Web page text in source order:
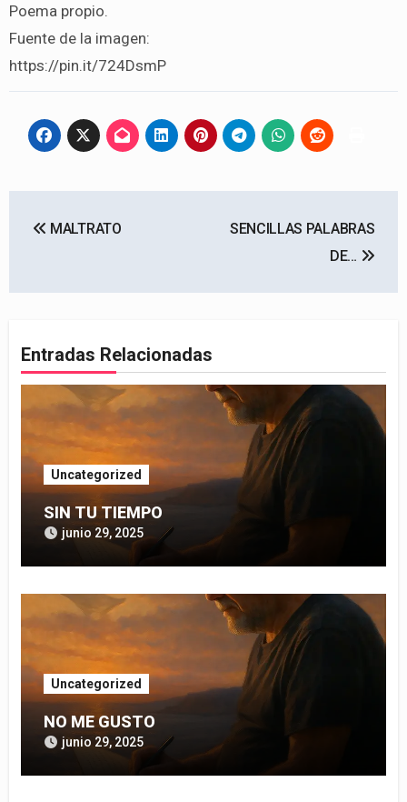
Poema propio.
Fuente de la imagen:
https://pin.it/724DsmP
de
MALTRATO
SENCILLAS PALABRAS
DE…
Entradas Relacionadas
Uncategorized
SIN TU TIEMPO
junio 29, 2025
Uncategorized
NO ME GUSTO
junio 29, 2025